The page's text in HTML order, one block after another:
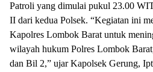
Patroli yang dimulai pukul 23.00
II dari kedua Polsek. “Kegiatan ini
Kapolres Lombok Barat untuk
wilayah hukum Polres Lombok
dan Bil 2,” ujar Kapolsek Gerung,